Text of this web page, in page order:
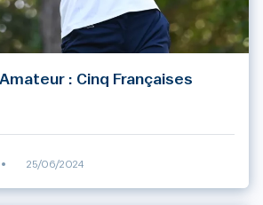
: Cinq Françaises
• 25/06/2024